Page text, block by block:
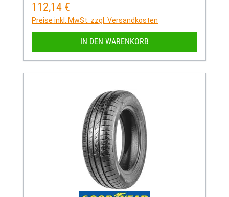
Regulärer Preis:
112,14 €
Preise inkl. MwSt. zzgl. Versandkosten
IN DEN WARENKORB